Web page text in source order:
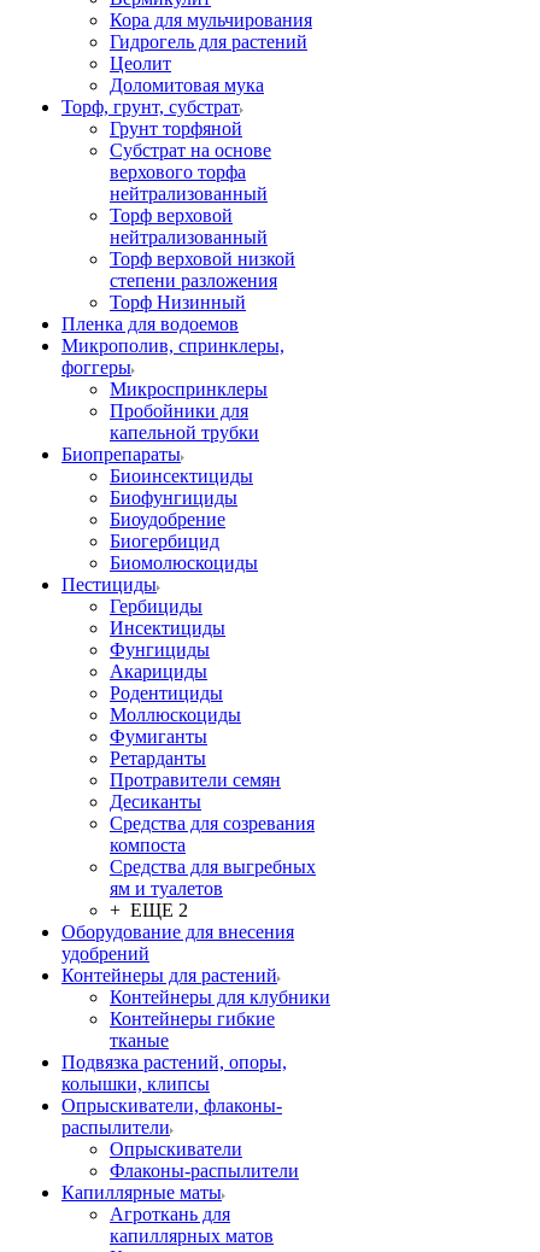
Кора для мульчирования
Гидрогель для растений
Цеолит
Доломитовая мука
Торф, грунт, субстрат
Грунт торфяной
Субстрат на основе
верхового торфа
нейтрализованный
Торф верховой
нейтрализованный
Торф верховой низкой
степени разложения
Торф Низинный
Пленка для водоемов
Микрополив, спринклеры,
фоггеры
Микроспринклеры
Пробойники для
капельной трубки
Биопрепараты
Биоинсектициды
Биофунгициды
Биоудобрение
Биогербицид
Биомолюскоциды
Пестициды
Гербициды
Инсектициды
Фунгициды
Акарициды
Родентициды
Моллюскоциды
Фумиганты
Ретарданты
Протравители семян
Десиканты
Средства для созревания
компоста
Средства для выгребных
ям и туалетов
+ ЕЩЕ 2
Оборудование для внесения
удобрений
Контейнеры для растений
Контейнеры для клубники
Контейнеры гибкие
тканые
Подвязка растений, опоры,
колышки, клипсы
Опрыскиватели, флаконы-
распылители
Опрыскиватели
Флаконы-распылители
Капиллярные маты
Агроткань для
капиллярных матов